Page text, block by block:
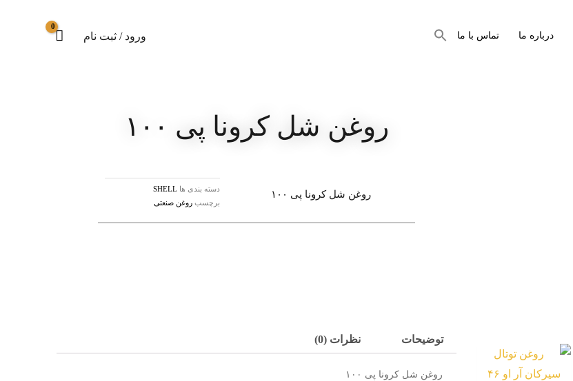
درباره ما تماس با ما
جستجو
برای:
ورود / ثبت نام
روغن شل کرونا پی ۱۰۰
روغن شل کرونا پی ۱۰۰ دسته بندی ها SHELL
برچسب روغن صنعتی
توضیحات نظرات (0)
روغن شل کرونا پی ۱۰۰